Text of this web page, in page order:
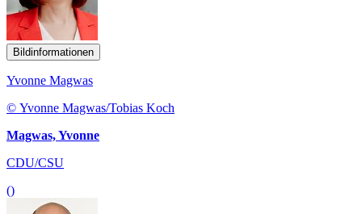
Bildinformationen
Yvonne Magwas
© Yvonne Magwas/Tobias Koch
Magwas, Yvonne
CDU/CSU
()